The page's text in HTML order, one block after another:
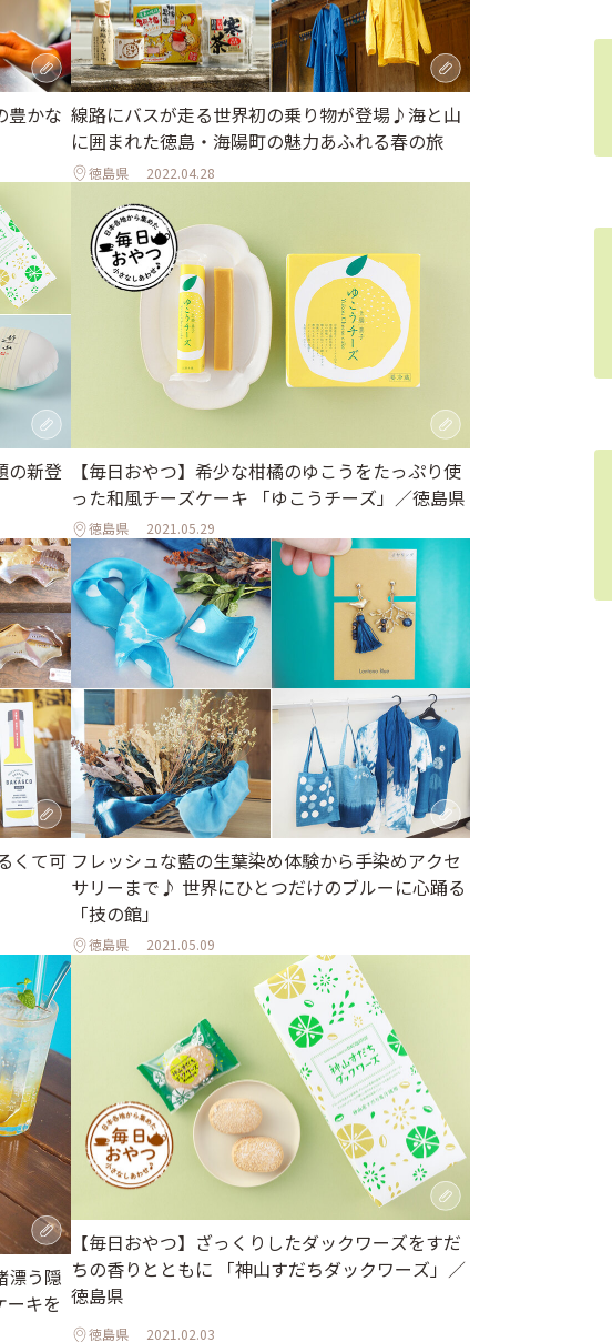
豊かな 線路にバスが走る世界初の乗り物が登場♪海と山
に囲まれた徳島・海陽町の魅力あふれる春の旅
徳島県 2022.04.28
の新登
【毎日おやつ】希少な柑橘のゆこうをたっぷり使
った和風チーズケーキ 「ゆこうチーズ」／徳島県
徳島県 2021.05.29
くて可 フレッシュな藍の生葉染め体験から手染めアクセ
サリーまで♪ 世界にひとつだけのブルーに心踊る
「技の館」
徳島県 2021.05.09
漂う隠
ーキを
【毎日おやつ】ざっくりしたダックワーズをすだ
ちの香りとともに 「神山すだちダックワーズ」／
徳島県
徳島県 2021.02.03